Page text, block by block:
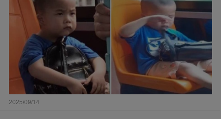
2025/09/14